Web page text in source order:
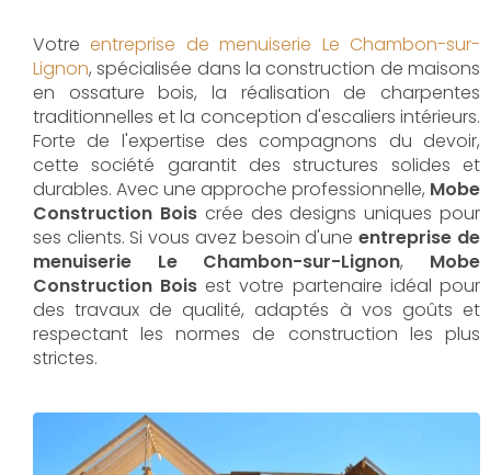
Votre entreprise de menuiserie Le Chambon-sur-
Lignon, spécialisée dans la construction de maisons
en ossature bois, la réalisation de charpentes
traditionnelles et la conception d'escaliers intérieurs.
Forte de l'expertise des compagnons du devoir,
cette société garantit des structures solides et
durables. Avec une approche professionnelle, Mobe
Construction Bois crée des designs uniques pour
ses clients. Si vous avez besoin d'uneentreprise de
menuiserie Le Chambon-sur-Lignon, Mobe
Construction Boisest votre partenaire idéal pour
des travaux de qualité, adaptés à vos goûts et
respectant les normes de construction les plus
strictes.